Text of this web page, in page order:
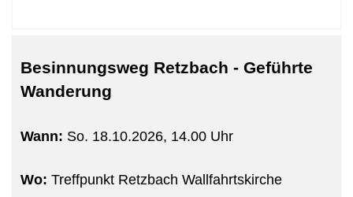
Besinnungsweg Retzbach - Geführte
Wanderung
Wann: So. 18.10.2026, 14.00 Uhr
Wo: Treffpunkt Retzbach Wallfahrtskirche